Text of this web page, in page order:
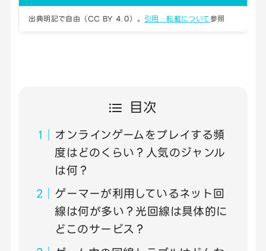
出典明記で自由（CC BY 4.0）。 引用・転載について参照
目次
オンラインゲームをプレイする頻
度はどのくらい？人気のジャンル
は何？
ゲーマーが利用しているネット回
線は何が多い？光回線は具体的に
どこのサービス？